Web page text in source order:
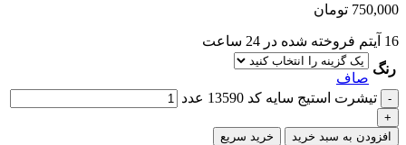
750,000 تومان
16 آیتم فروخته شده در 24 ساعت
رنگ
صاف
تیشرت استیج سایه کد 13590 عدد
افزودن به سبد خرید خرید سریع